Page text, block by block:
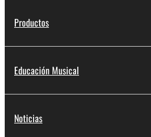
Productos
Educación Musical
Noticias